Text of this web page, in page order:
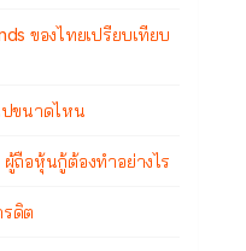
ของไทยเปรียบเทียบ
ขนาดไหน
ถือหุ้นกู้ต้องทำอย่างไร
ดิต